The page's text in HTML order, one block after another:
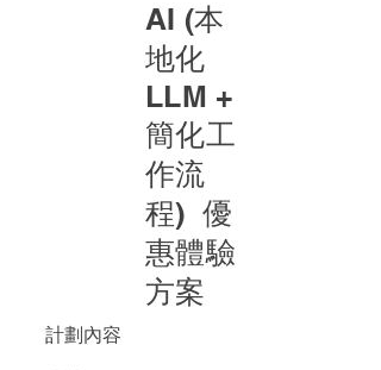
AI (本
地化
LLM +
簡化工
作流
程) 優
惠體驗
方案
計劃內容